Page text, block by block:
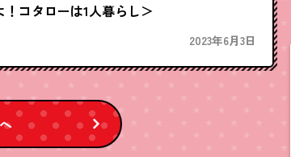
！コタローは1人暮らし＞
2023年6月3日